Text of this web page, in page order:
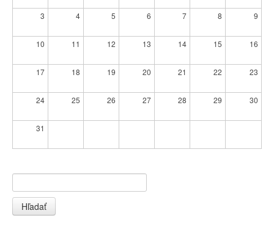
3 4 5 6 7 8 9
10 11 12 13 14 15 16
17 18 19 20 21 22 23
24 25 26 27 28 29 30
31
Hľadať